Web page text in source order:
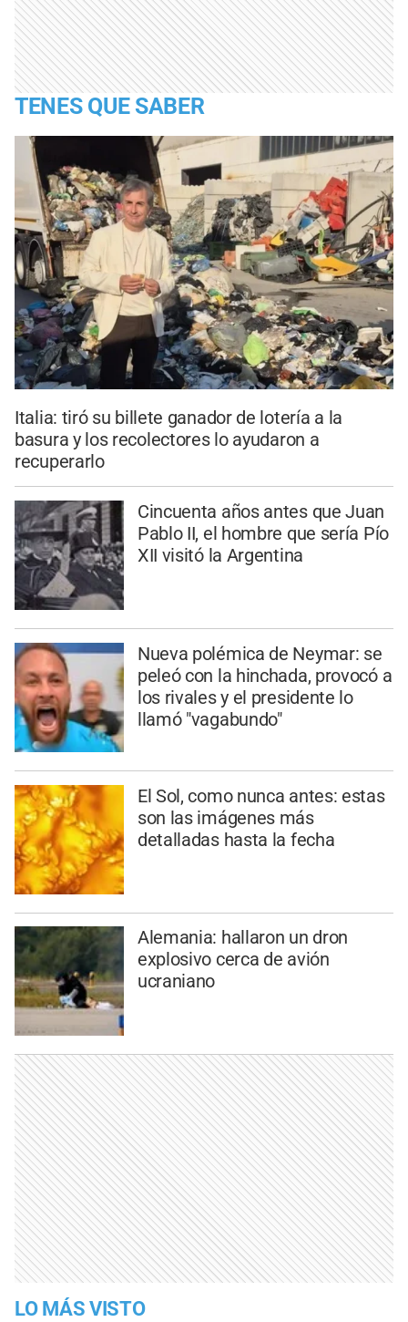
TENES QUE SABER
Italia: tiró su billete ganador de lotería a la
basura y los recolectores lo ayudaron a
recuperarlo
Cincuenta años antes que Juan
Pablo II, el hombre que sería Pío
XII visitó la Argentina
Nueva polémica de Neymar: se
peleó con la hinchada, provocó a
los rivales y el presidente lo
llamó "vagabundo"
El Sol, como nunca antes: estas
son las imágenes más
detalladas hasta la fecha
Alemania: hallaron un dron
explosivo cerca de avión
ucraniano
LO MÁS VISTO